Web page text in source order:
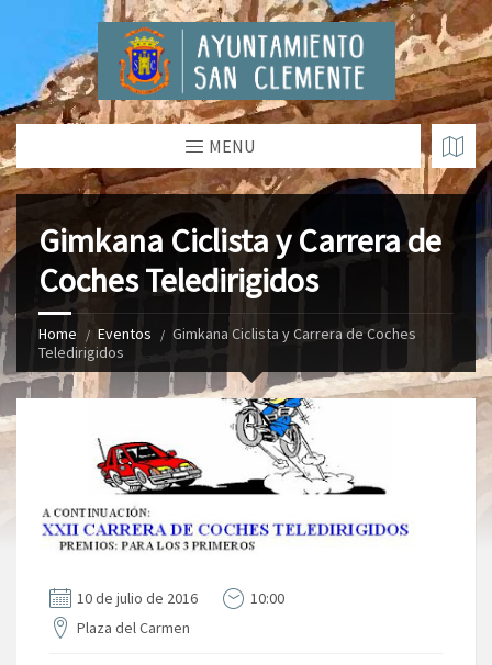
MENU
Gimkana Ciclista y Carrera de
Coches Teledirigidos
Home Eventos
Gimkana Ciclista y Carrera de Coches
Teledirigidos
10 de julio de 2016
10:00
Plaza del Carmen